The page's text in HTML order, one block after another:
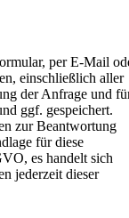
per E-Mail
einschließlich aller
der Anfrage und
ggf. gespeichert.
zur Beantwortung
für diese
es handelt sich
jederzeit dieser